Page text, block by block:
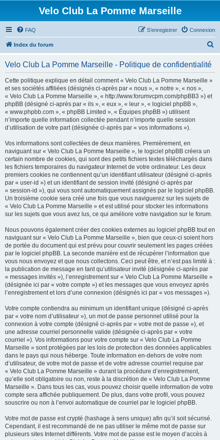
Velo Club La Pomme Marseille
FAQ Connexion
S’enregistrer
Index du forum
Velo Club La Pomme Marseille - Politique de confidentialité
Cette politique explique en détail comment « Velo Club La Pomme Marseille »
et ses sociétés affiliées (désignés ci-après par « nous », « notre », « nos »,
« Velo Club La Pomme Marseille », « http://www.forumvcpm.com/phpBB3 ») et
phpBB (désigné ci-après par « ils », « eux », « leur », « logiciel phpBB »,
« www.phpbb.com », « phpBB Limited », « Équipes phpBB ») utilisent
n’importe quelle information collectée pendant n’importe quelle session
d’utilisation de votre part (désignée ci-après par « vos informations »).
Vos informations sont collectées de deux manières. Premièrement, en
naviguant sur « Velo Club La Pomme Marseille », le logiciel phpBB créera un
certain nombre de cookies, qui sont des petits fichiers textes téléchargés dans
les fichiers temporaires du navigateur Internet de votre ordinateur. Les deux
premiers cookies ne contiennent qu’un identifiant utilisateur (désigné ci-après
par « user-id ») et un identifiant de session invité (désigné ci-après par
« session-id »), qui vous sont automatiquement assignés par le logiciel phpBB.
Un troisième cookie sera créé une fois que vous naviguerez sur les sujets de
« Velo Club La Pomme Marseille » et est utilisé pour stocker les informations
sur les sujets que vous avez lus, ce qui améliore votre navigation sur le forum.
Nous pouvons également créer des cookies externes au logiciel phpBB tout en
naviguant sur « Velo Club La Pomme Marseille », bien que ceux-ci soient hors
de portée du document qui est prévu pour couvrir seulement les pages créées
par le logiciel phpBB. La seconde manière est de récupérer l’information que
vous nous envoyez et que nous collectons. Ceci peut être, et n’est pas limité à :
la publication de message en tant qu’utilisateur invité (désignée ci-après par
« messages invités »), l’enregistrement sur « Velo Club La Pomme Marseille »
(désignée ici par « votre compte ») et les messages que vous envoyez après
l’enregistrement et lors d’une connexion (désignés ici par « vos messages »).
Votre compte contiendra au minimum un identifiant unique (désigné ci-après
par « votre nom d’utilisateur »), un mot de passe personnel utilisé pour la
connexion à votre compte (désigné ci-après par « votre mot de passe »), et
une adresse courriel personnelle valide (désignée ci-après par « votre
courriel »). Vos informations pour votre compte sur « Velo Club La Pomme
Marseille » sont protégées par les lois de protection des données applicables
dans le pays qui nous héberge. Toute information en-dehors de votre nom
d’utilisateur, de votre mot de passe et de votre adresse courriel requise par
« Velo Club La Pomme Marseille » durant la procédure d’enregistrement,
qu’elle soit obligatoire ou non, reste à la discrétion de « Velo Club La Pomme
Marseille ». Dans tous les cas, vous pouvez choisir quelle information de votre
compte sera affichée publiquement. De plus, dans votre profil, vous pouvez
souscrire ou non à l’envoi automatique de courriel par le logiciel phpBB.
Votre mot de passe est crypté (hashage à sens unique) afin qu’il soit sécurisé.
Cependant, il est recommandé de ne pas utiliser le même mot de passe sur
plusieurs sites Internet différents. Votre mot de passe est le moyen d’accès à